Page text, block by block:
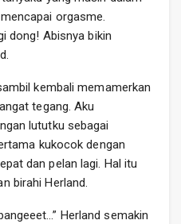
orgasme.
dong! Abisnya bikin
kembali memamerkan
tegang. Aku
lututku sebagai
kukocok dengan
dan pelan lagi. Hal itu
birahi Herland.
Herland semakin